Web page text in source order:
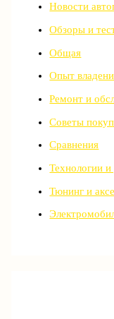
Новости
Обзоры и
Общая
Опыт
Ремонт и
Советы
Сравнения
Технологии и
Тюнинг и